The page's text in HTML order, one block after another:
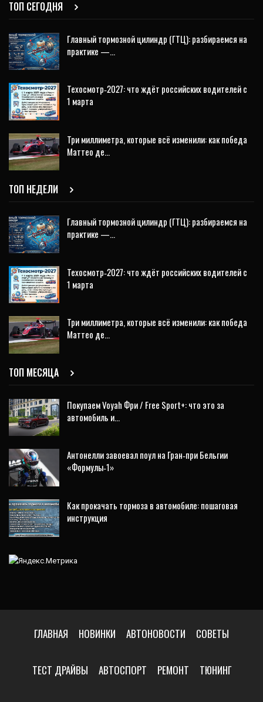
ТОП СЕГОДНЯ
Главный тормозной цилиндр (ГТЦ): разбираемся на
практике —…
Техосмотр‑2027: что ждёт российских водителей с
1 марта
Три миллиметра, которые всё изменили: как победа
Маттео де…
ТОП НЕДЕЛИ
Главный тормозной цилиндр (ГТЦ): разбираемся на
практике —…
Техосмотр‑2027: что ждёт российских водителей с
1 марта
Три миллиметра, которые всё изменили: как победа
Маттео де…
ТОП МЕСЯЦА
Покупаем Voyah Фри / Free Sport+: что это за
автомобиль и…
Антонелли завоевал поул на Гран‑при Бельгии
«Формулы‑1»
Как прокачать тормоза в автомобиле: пошаговая
инструкция
ГЛАВНАЯ НОВИНКИ АВТОНОВОСТИ СОВЕТЫ
ТЕСТ ДРАЙВЫ АВТОСПОРТ РЕМОНТ ТЮНИНГ